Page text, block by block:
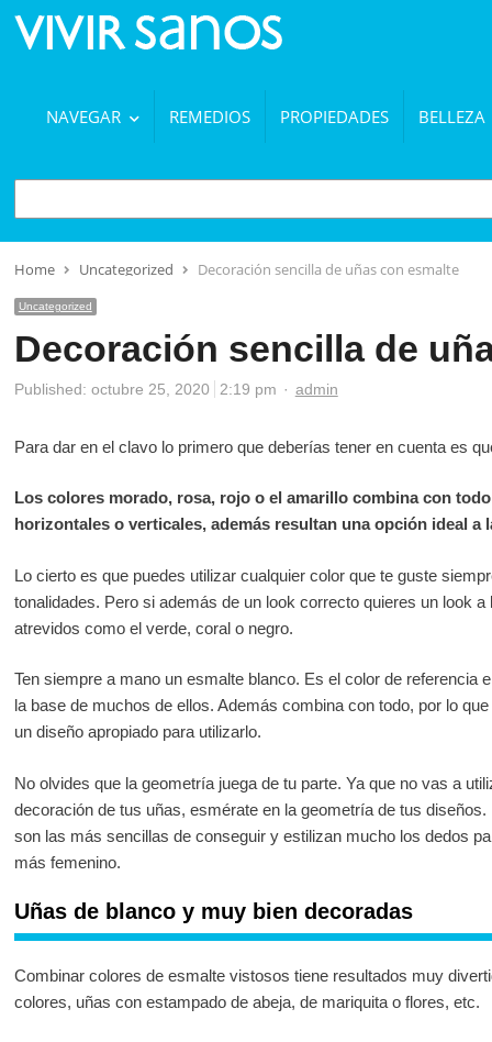
NAVEGAR REMEDIOS PROPIEDADES BELLEZA
BUSCAR
Home Uncategorized Decoración sencilla de uñas con esmalte
Uncategorized
Decoración sencilla de
Published: octubre 25, 2020 2:19 pm Author
admin
Para dar en el clavo lo primero que deberías tener en cuenta es
Los colores morado, rosa, rojo o el amarillo combina con
horizontales o verticales, además resultan una opción ideal a
Lo cierto es que puedes utilizar cualquier color que te guste
tonalidades. Pero si además de un look correcto quieres un look
atrevidos como el verde, coral o negro.
Ten siempre a mano un esmalte blanco. Es el color de referencia
la base de muchos de ellos. Además combina con todo, por lo
un diseño apropiado para utilizarlo.
No olvides que la geometría juega de tu parte. Ya que no vas a
decoración de tus uñas, esmérate en la geometría de tus
son las más sencillas de conseguir y estilizan mucho los dedos
más femenino.
Uñas de blanco y muy bien decoradas
Combinar colores de esmalte vistosos tiene resultados muy
colores, uñas con estampado de abeja, de mariquita o flores, etc.